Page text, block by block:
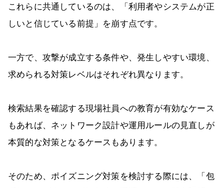
これらに共通しているのは、「利用者やシステムが正
しいと信じている前提」を崩す点です。
一方で、攻撃が成立する条件や、発生しやすい環境、
求められる対策レベルはそれぞれ異なります。
検索結果を確認する現場社員への教育が有効なケース
もあれば、ネットワーク設計や運用ルールの見直しが
本質的な対策となるケースもあります。
そのため、ポイズニング対策を検討する際には、「包